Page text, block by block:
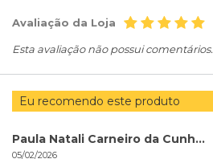
Avaliação da Loja
Esta avaliação não possui comentários.
Eu recomendo este produto
Paula Natali Carneiro da Cunha Paley
05/02/2026